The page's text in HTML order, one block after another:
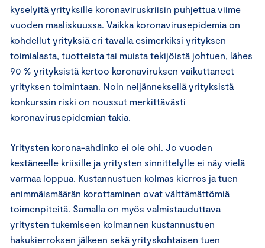
kyselyitä yrityksille koronaviruskriisin puhjettua viime
vuoden maaliskuussa. Vaikka koronavirusepidemia on
kohdellut yrityksiä eri tavalla esimerkiksi yrityksen
toimialasta, tuotteista tai muista tekijöistä johtuen, lähes
90 % yrityksistä kertoo koronaviruksen vaikuttaneet
yrityksen toimintaan. Noin neljänneksellä yrityksistä
konkurssin riski on noussut merkittävästi
koronavirusepidemian takia.
Yritysten korona-ahdinko ei ole ohi. Jo vuoden
kestäneelle kriisille ja yritysten sinnittelylle ei näy vielä
varmaa loppua. Kustannustuen kolmas kierros ja tuen
enimmäismäärän korottaminen ovat välttämättömiä
toimenpiteitä. Samalla on myös valmistauduttava
yritysten tukemiseen kolmannen kustannustuen
hakukierroksen jälkeen sekä yrityskohtaisen tuen